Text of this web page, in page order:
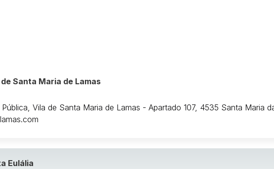
Santa Maria de Lamas
Vila de Santa Maria de Lamas - Apartado 107, 4535 Santa Maria
Eulália